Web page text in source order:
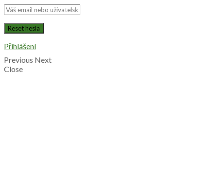
Přihlášení
Previous Next
Close